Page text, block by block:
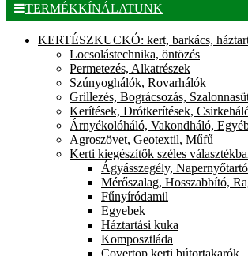
TERMÉKKÍNÁLATUNK
KERTÉSZKUCKÓ: kert, barkács,
Locsolástechnika, öntözés
Permetezés, Alkatrészek
Szúnyoghálók, Rovarhálók
Grillezés, Bográcsozás,
Kerítések, Drótkerítések,
Árnyékolóháló, Vakondháló,
Agroszövet, Geotextil, Műfű
Kerti kiegészítők széles
Ágyásszegély, Napernyőtartó
Mérőszalag, Hosszabbító,
Fűnyíródamil
Egyebek
Háztartási kuka
Komposztláda
Covertop kerti bútortakarók